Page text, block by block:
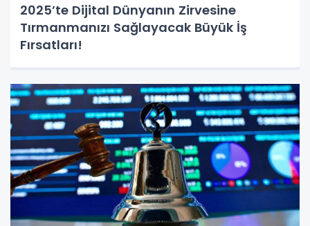
2025’te Dijital Dünyanın Zirvesine
Tırmanmanızı Sağlayacak Büyük İş
Fırsatları!